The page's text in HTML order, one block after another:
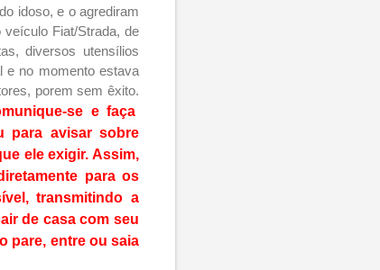
idoso, e o agrediram
Fiat/Strada, de
diversos utensílios
e no momento estava
porem sem êxito.
se e faça
para avisar sobre
ele exigir. Assim,
para os
transmitindo a
de casa com seu
pare, entre ou saia